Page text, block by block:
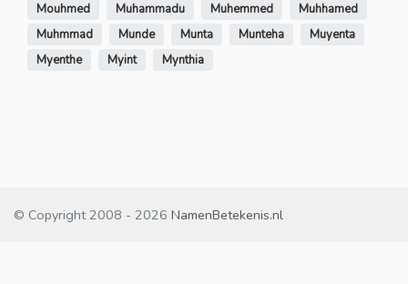
Mouhmed
Muhammadu Muhemmed
Muhhamed
Muhmmad
Munde Munta Munteha
Muyenta
Myenthe
Myint Mynthia
© Copyright 2008 - 2026 NamenBetekenis.nl